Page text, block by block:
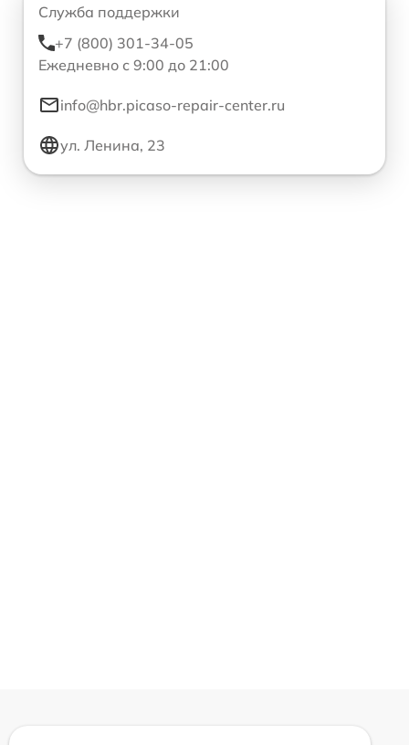
Служба поддержки
+7 (800) 301-34-05
Ежедневно с 9:00 до 21:00
info@hbr.picaso-repair-center.ru
ул. Ленина, 23